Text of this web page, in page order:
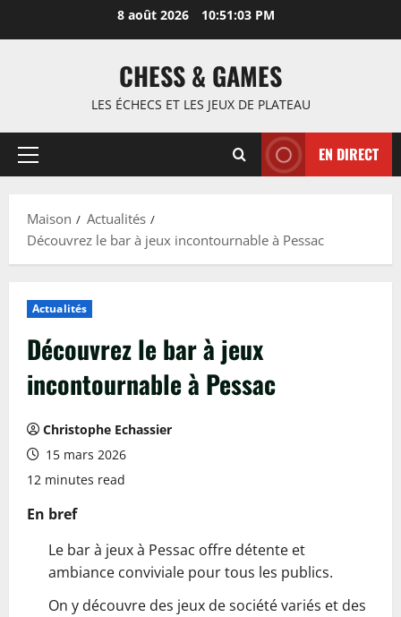
8 août 2026 10:51:05 PM
CHESS & GAMES
LES ÉCHECS ET LES JEUX DE PLATEAU
Menu
EN DIRECT
Maison
Actualités
Découvrez le bar à jeux incontournable à Pessac
Actualités
Découvrez le bar à jeux
incontournable à Pessac
Christophe Echassier
15 mars 2026
12 minutes read
En bref
Le bar à jeux à Pessac offre détente et
ambiance conviviale pour tous les publics.
On y découvre des jeux de société variés et des